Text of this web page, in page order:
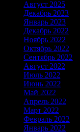
Август 2025
Декабрь 2023
Январь 2023
Декабрь 2022
Ноябрь 2022
Октябрь 2022
Сентябрь 2022
Август 2022
Июль 2022
Июнь 2022
Май 2022
Апрель 2022
Март 2022
Февраль 2022
Январь 2022